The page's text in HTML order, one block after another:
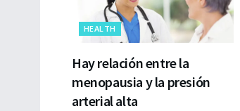
HEALTH
Hay relación entre la
menopausia y la presión
arterial alta